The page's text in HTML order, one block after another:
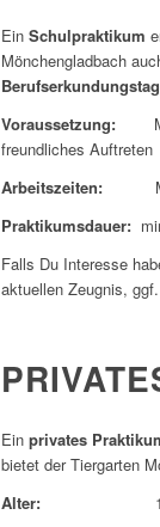
Ein Schulpraktikum
Mönchengladbach
Voraussetzung:
freundliches Auftreten
Arbeitszeiten: Mo.
Praktikumsdauer:
Falls Du Interesse
aktuellen Zeugnis,
Ein privates
bietet der Tiergarten
Alter:
18